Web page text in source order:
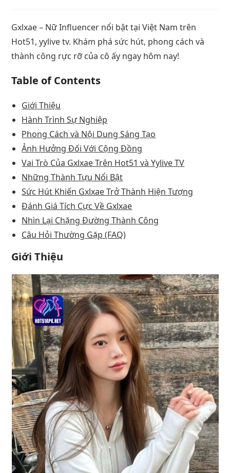
Gxlxae – Nữ Influencer nổi bật tại Việt Nam trên
Hot51, yylive tv. Khám phá sức hút, phong cách và
thành công rực rỡ của cô ấy ngay hôm nay!
Table of Contents
Giới Thiệu
Hành Trình Sự Nghiệp
Phong Cách và Nội Dung Sáng Tạo
Ảnh Hưởng Đối Với Cộng Đồng
Vai Trò Của Gxlxae Trên Hot51 và Yylive TV
Những Thành Tựu Nổi Bật
Sức Hút Khiến Gxlxae Trở Thành Hiện Tượng
Đánh Giá Tích Cực Về Gxlxae
Nhìn Lại Chặng Đường Thành Công
Câu Hỏi Thường Gặp (FAQ)
Giới Thiệu